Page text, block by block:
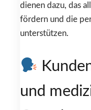
dienen dazu, das
fördern und die
unterstützen.
und